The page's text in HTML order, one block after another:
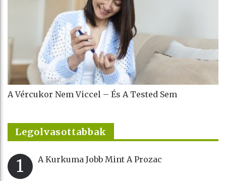
A Vércukor Nem Viccel – És A Tested Sem
Legolvasottabbak
1 A Kurkuma Jobb Mint A Prozac